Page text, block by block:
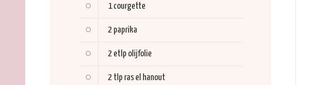
1 courgette
2 paprika
2 etlp olijfolie
2 tlp ras el hanout